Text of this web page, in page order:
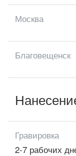
Москва
Благовещенск
Гравировка
2-7 рабочих